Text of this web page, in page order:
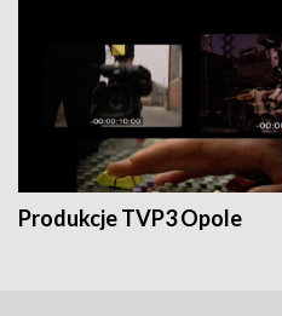
Produkcje TVP3 Opole